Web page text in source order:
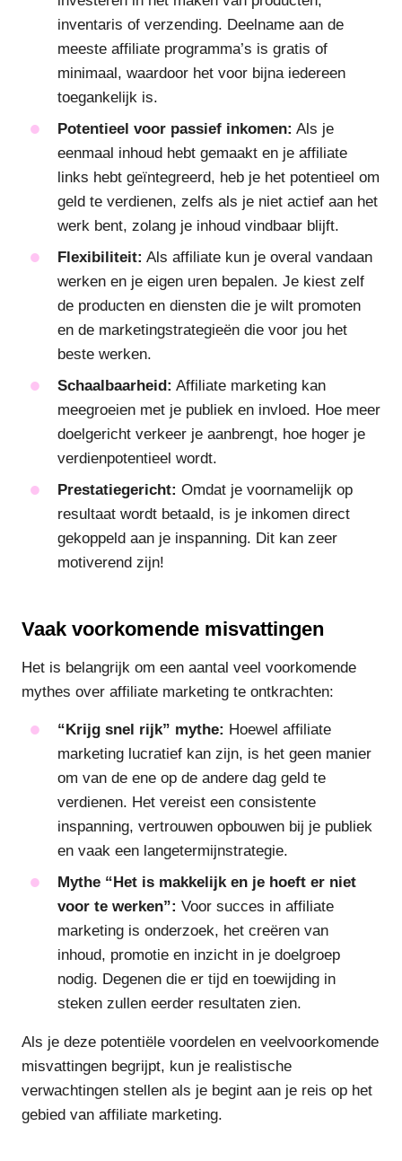
inventaris of verzending. Deelname aan de
meeste affiliate programma’s is gratis of
minimaal, waardoor het voor bijna iedereen
toegankelijk is.
Potentieel voor passief inkomen: Als je
eenmaal inhoud hebt gemaakt en je affiliate
links hebt geïntegreerd, heb je het potentieel om
geld te verdienen, zelfs als je niet actief aan het
werk bent, zolang je inhoud vindbaar blijft.
Flexibiliteit: Als affiliate kun je overal vandaan
werken en je eigen uren bepalen. Je kiest zelf
de producten en diensten die je wilt promoten
en de marketingstrategieën die voor jou het
beste werken.
Schaalbaarheid: Affiliate marketing kan
meegroeien met je publiek en invloed. Hoe meer
doelgericht verkeer je aanbrengt, hoe hoger je
verdienpotentieel wordt.
Prestatiegericht: Omdat je voornamelijk op
resultaat wordt betaald, is je inkomen direct
gekoppeld aan je inspanning. Dit kan zeer
motiverend zijn!
Vaak voorkomende misvattingen
Het is belangrijk om een aantal veel voorkomende
mythes over affiliate marketing te ontkrachten:
“Krijg snel rijk” mythe: Hoewel affiliate
marketing lucratief kan zijn, is het geen manier
om van de ene op de andere dag geld te
verdienen. Het vereist een consistente
inspanning, vertrouwen opbouwen bij je publiek
en vaak een langetermijnstrategie.
Mythe “Het is makkelijk en je hoeft er niet
voor te werken”: Voor succes in affiliate
marketing is onderzoek, het creëren van
inhoud, promotie en inzicht in je doelgroep
nodig. Degenen die er tijd en toewijding in
steken zullen eerder resultaten zien.
Als je deze potentiële voordelen en veelvoorkomende
misvattingen begrijpt, kun je realistische
verwachtingen stellen als je begint aan je reis op het
gebied van affiliate marketing.